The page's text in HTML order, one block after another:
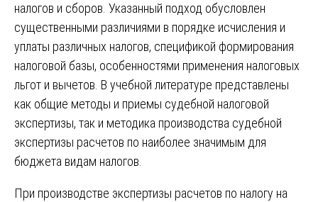
налогов и сборов. Указанный подход обусловлен
существенными различиями в порядке исчисления и
уплаты различных налогов, спецификой формирования
налоговой базы, особенностями применения налоговых
льгот и вычетов. В учебной литературе представлены
как общие методы и приемы судебной налоговой
экспертизы, так и методика производства судебной
экспертизы расчетов по наиболее значимым для
бюджета видам налогов.
При производстве экспертизы расчетов по налогу на